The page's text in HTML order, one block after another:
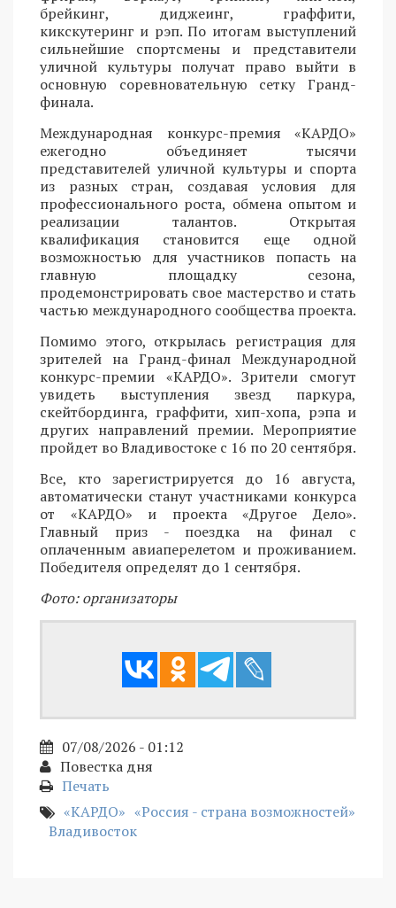
брейкинг, диджеинг, граффити,
кикскутеринг и рэп. По итогам выступлений
сильнейшие спортсмены и представители
уличной культуры получат право выйти в
основную соревновательную сетку Гранд-
финала.
Международная конкурс-премия «КАРДО»
ежегодно объединяет тысячи
представителей уличной культуры и спорта
из разных стран, создавая условия для
профессионального роста, обмена опытом и
реализации талантов. Открытая
квалификация становится еще одной
возможностью для участников попасть на
главную площадку сезона,
продемонстрировать свое мастерство и стать
частью международного сообщества проекта.
Помимо этого, открылась регистрация для
зрителей на Гранд-финал Международной
конкурс-премии «КАРДО». Зрители смогут
увидеть выступления звезд паркура,
скейтбординга, граффити, хип-хопа, рэпа и
других направлений премии. Мероприятие
пройдет во Владивостоке с 16 по 20 сентября.
Все, кто зарегистрируется до 16 августа,
автоматически станут участниками конкурса
от «КАРДО» и проекта «Другое Дело».
Главный приз - поездка на финал с
оплаченным авиаперелетом и проживанием.
Победителя определят до 1 сентября.
Фото: организаторы
07/08/2026 - 01:12
Повестка дня
Печать
«КАРДО» «Россия - страна возможностей»
Владивосток